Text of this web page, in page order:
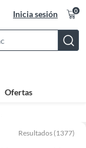
Inicia sesión 0
Bar
Ofertas
Resultados (1377)